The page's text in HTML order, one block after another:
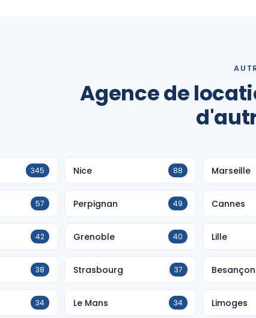
Agence de
345 Nice 88 Marseille
57 Perpignan 49 Cannes
42 Grenoble 40 Lille
38 Strasbourg 37 Besançon
34 Le Mans 34 Limoges